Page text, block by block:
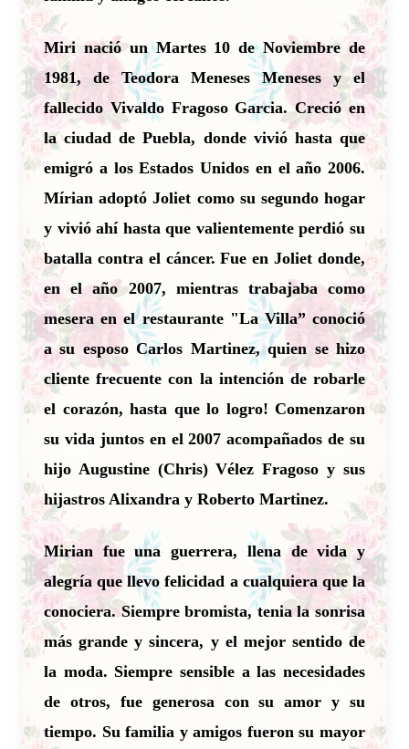
Miri nació un Martes 10 de Noviembre de
1981, de Teodora Meneses Meneses y el
fallecido Vivaldo Fragoso Garcia. Creció en
la ciudad de Puebla, donde vivió hasta que
emigró a los Estados Unidos en el año 2006.
Mírian adoptó Joliet como su segundo hogar
y vivió ahí hasta que valientemente perdió su
batalla contra el cáncer. Fue en Joliet donde,
en el año 2007, mientras trabajaba como
mesera en el restaurante "La Villa” conoció
a su esposo Carlos Martinez, quien se hizo
cliente frecuente con la intención de robarle
el corazón, hasta que lo logro! Comenzaron
su vida juntos en el 2007 acompañados de su
hijo Augustine (Chris) Vélez Fragoso y sus
hijastros Alixandra y Roberto Martinez.
Mirian fue una guerrera, llena de vida y
alegría que llevo felicidad a cualquiera que la
conociera. Siempre bromista, tenia la sonrisa
más grande y sincera, y el mejor sentido de
la moda. Siempre sensible a las necesidades
de otros, fue generosa con su amor y su
tiempo. Su familia y amigos fueron su mayor